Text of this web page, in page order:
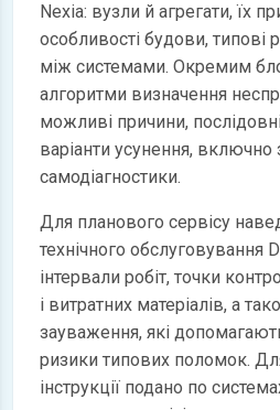
Nexia: вузли й агрегати, їх
особливості будови, типові
між системами. Окремим
алгоритми визначення
можливі причини,
варіанти усунення, включно
самодіагностики.
Для планового сервісу
технічного обслуговування
інтервали робіт, точки
і витратних матеріалів, а
зауваження, які
ризики типових поломок.
інструкції подано по